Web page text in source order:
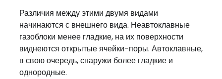
Различия между этими двумя видами
начинаются с внешнего вида. Неавтоклавные
газоблоки менее гладкие, на их поверхности
виднеются открытые ячейки-поры. Автоклавные,
в свою очередь, снаружи более гладкие и
однородные.